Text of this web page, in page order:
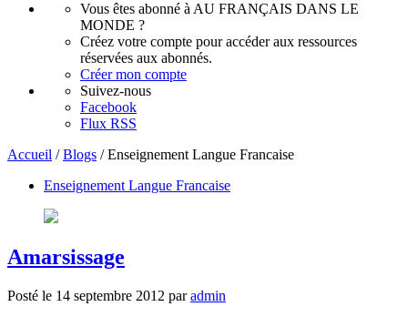
Vous êtes abonné à AU FRANÇAIS DANS LE
MONDE ?
Créez votre compte pour accéder aux ressources
réservées aux abonnés.
Créer mon compte
Suivez-nous
Facebook
Flux RSS
Accueil /Blogs /Enseignement Langue Francaise
Enseignement Langue Francaise
Amarsissage
Posté le 14 septembre 2012 par admin